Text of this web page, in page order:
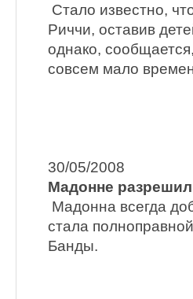
Стало известно,
Риччи, оставив
однако,
совсем мало
30/05/2008
Мадонне
Мадонна всегда
стала
Банды.